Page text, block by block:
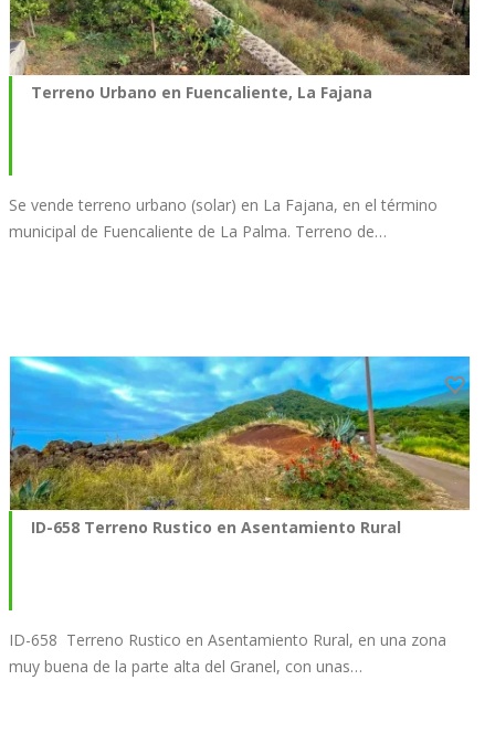
Terreno Urbano en Fuencaliente, La Fajana
Se vende terreno urbano (solar) en La Fajana, en el término
municipal de Fuencaliente de La Palma. Terreno de…
ID-658 Terreno Rustico en Asentamiento Rural
ID-658 Terreno Rustico en Asentamiento Rural, en una zona
muy buena de la parte alta del Granel, con unas…